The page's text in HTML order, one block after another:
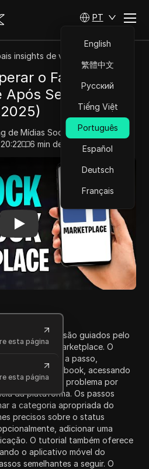
PT
English
繁體中文
Русский
Tiếng Việt
Português
Español
Deutsch
Français
insights de vídeos
o Facebook
Ser Banido
de Mídias Sociais
6 min de leitura
o Facebook
esta página
esta página
espectadores são guiados pelo
Facebook Marketplace. O
método passo a passo,
conta do Facebook, acessando
e relatando um problema por
da plataforma. Os passos
a categoria apropriada do
precisos sobre o status
adicionar uma
O tutorial também oferece
o aplicativo móvel do
semelhantes a seguir. O